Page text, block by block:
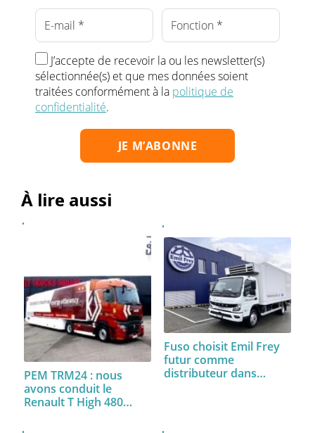
J’accepte de recevoir la ou les newsletter(s)
sélectionnée(s) et que mes données soient
traitées conformément à la politique de
confidentialité.
À lire aussi
PEM TRM24 : nous
avons conduit le
Renault T High 480…
Fuso choisit Emil Frey
futur comme
distributeur dans…